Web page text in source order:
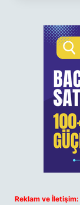
Reklam ve İletişim: